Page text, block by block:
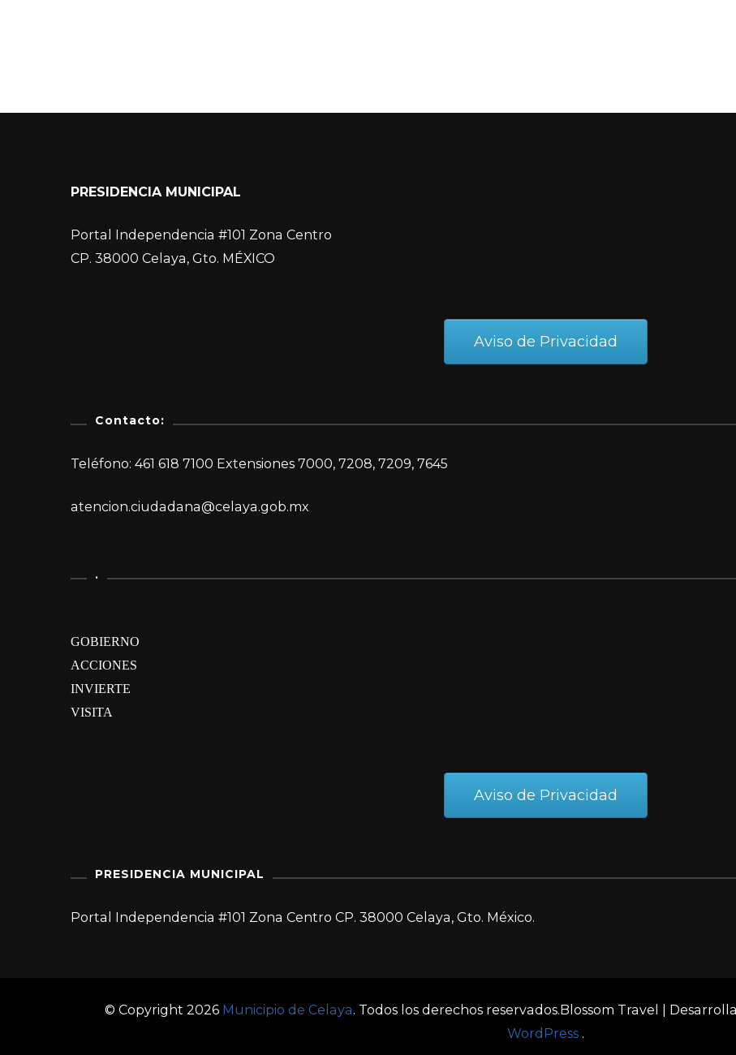
PRESIDENCIA MUNICIPAL
Portal Independencia #101 Zona Centro
CP. 38000 Celaya, Gto. MÉXICO
Aviso de Privacidad
Contacto:
Teléfono: 461 618 7100 Extensiones 7000, 7208, 7209, 7645
atencion.ciudadana@celaya.gob.mx
.
GOBIERNO
ACCIONES
INVIERTE
VISITA
Aviso de Privacidad
PRESIDENCIA MUNICIPAL
Portal Independencia #101 Zona Centro CP. 38000 Celaya, Gto. México.
© Copyright 2026 Municipio de Celaya. Todos los derechos reservados. Blossom Travel |
WordPress.